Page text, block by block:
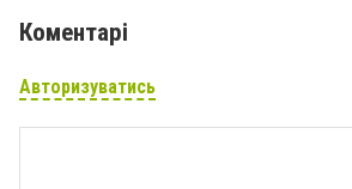
Коментарі
Авторизуватись